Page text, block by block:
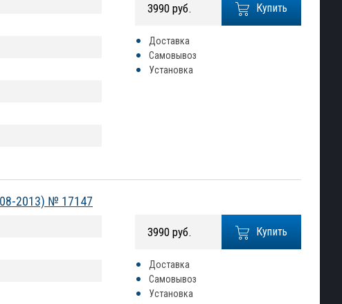
Купить
3990 руб.
Доставка
Самовывоз
Установка
2013) № 17147
Купить
3990 руб.
Доставка
Самовывоз
Установка